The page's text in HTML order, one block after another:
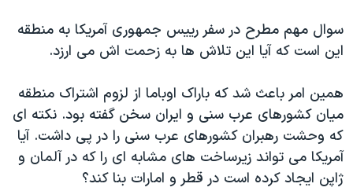
سوال مهم مطرح در سفر رییس جمهوری آمریکا به منطقه
این است که آیا این تلاش ها به زحمت اش می ارزد.
همین امر باعث شد که باراک اوباما از لزوم اشتراک منطقه
میان کشورهای عرب سنی و ایران سخن گفته بود. نکته ای
که وحشت رهبران کشورهای عرب سنی را در پی داشت. آیا
آمریکا می تواند زیرساخت های مشابه ای را که در آلمان و
ژاپن ایجاد کرده است در قطر و امارات بنا کند؟